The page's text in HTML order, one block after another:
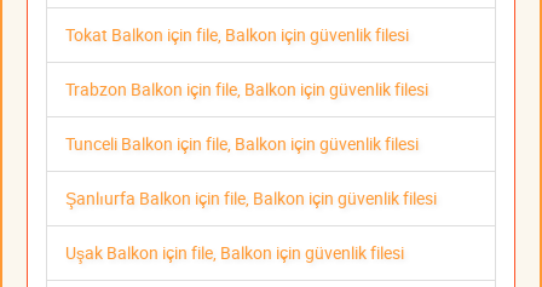
Tokat Balkon için file, Balkon için güvenlik filesi
Trabzon Balkon için file, Balkon için güvenlik filesi
Tunceli Balkon için file, Balkon için güvenlik filesi
Şanlıurfa Balkon için file, Balkon için güvenlik filesi
Uşak Balkon için file, Balkon için güvenlik filesi